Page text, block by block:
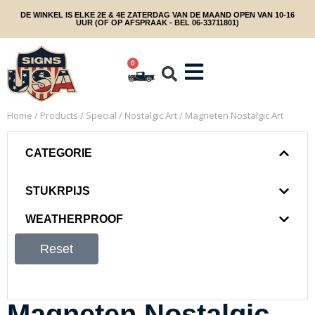
DE WINKEL IS ELKE 2E & 4E ZATERDAG VAN DE MAAND OPEN VAN 10-16
UUR (OF OP AFSPRAAK - BEL 06-33711801)
0
Home / Products / Special / Nostalgic Art/ Magneten Nostalgic Art
CATEGORIE
STUKRPIJS
WEATHERPROOF
Reset